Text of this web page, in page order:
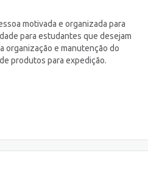
motivada e organizada para
para estudantes que desejam
organização e manutenção do
produtos para expedição.